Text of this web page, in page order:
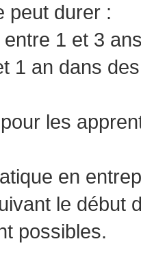
peut durer :
1 et 3
1 an dans
les
en
le début
possibles.